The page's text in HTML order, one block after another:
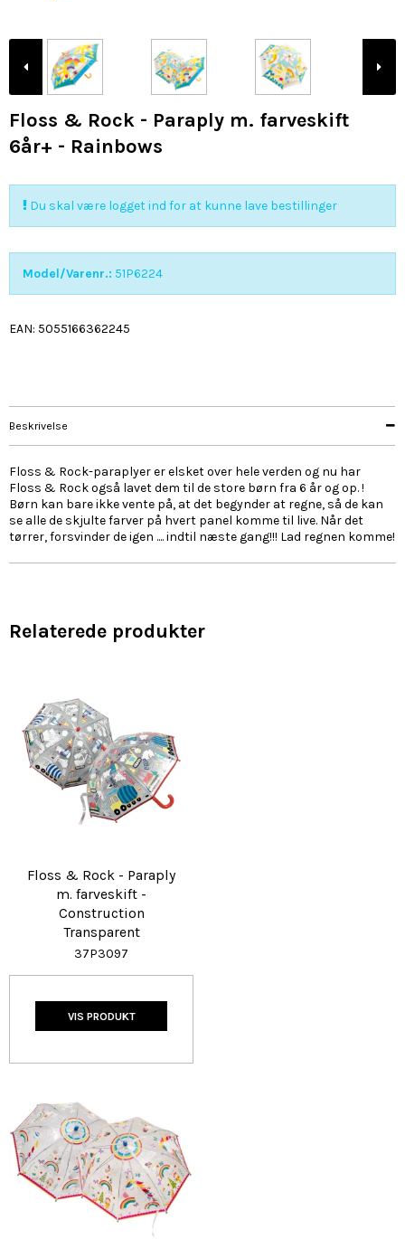
Floss & Rock - Paraply m. farveskift
6år+ - Rainbows
Du skal være logget ind for at kunne lave bestillinger
Model/Varenr.: 51P6224
EAN: 5055166362245
Beskrivelse
Floss & Rock-paraplyer er elsket over hele verden og nu har
Floss & Rock også lavet dem til de store børn fra 6 år og op. !
Børn kan bare ikke vente på, at det begynder at regne, så de kan
se alle de skjulte farver på hvert panel komme til live. Når det
tørrer, forsvinder de igen .... indtil næste gang!!! Lad regnen komme!
Relaterede produkter
Floss & Rock - Paraply
m. farveskift -
Construction
Transparent
37P3097
VIS PRODUKT